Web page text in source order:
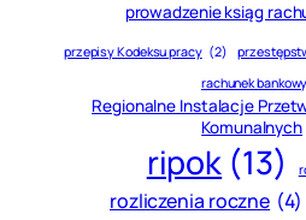
prowadzenie ksiąg
przepisy Kodeksu pracy (2)
rachunek bankowy
Regionalne Instalacje
Komunalnych
ripok (13)
rozliczenia roczne (4)